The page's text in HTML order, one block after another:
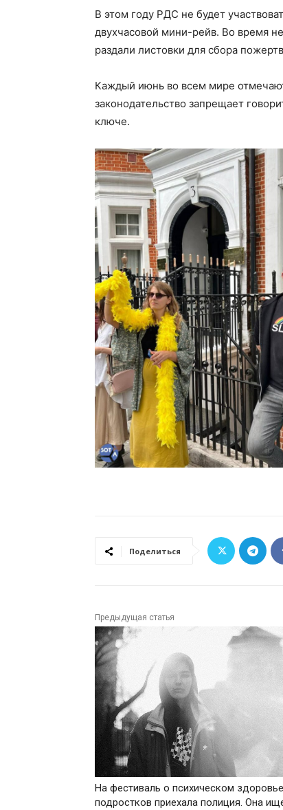
В этом году РДС не будет
двухчасовой мини-рейв. Во время
раздали листовки для сбора
Каждый июнь во всем мире
законодательство запрещает
ключе.
Поделиться
Предыдущая статья
На фестиваль о психическом здоровье
подростков приехала полиция. Она